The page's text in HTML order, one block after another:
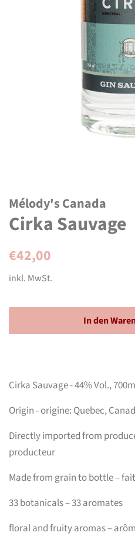
Mélody's Canada
Cirka Sauvage
Normaler
€42,00
inkl. MwSt.
In den
Cirka Sauvage - 44% Vol.,
Origin - origine: Quebec,
Directly imported from
producteur
Made from grain to bottle –
33 botanicals – 33 aromates
floral and fruity aromas –